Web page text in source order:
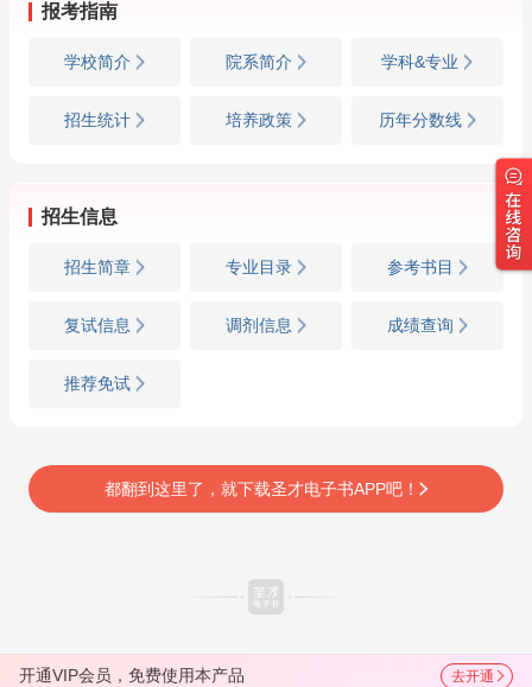
报考指南
学校简介 院系简介 学科&专业
招生统计 培养政策 历年分数线
招生信息
招生简章 专业目录 参考书目
复试信息 调剂信息 成绩查询
推荐免试
都翻到这里了，就下载圣才电子书APP吧！
开通VIP会员，免费使用本产品 去开通